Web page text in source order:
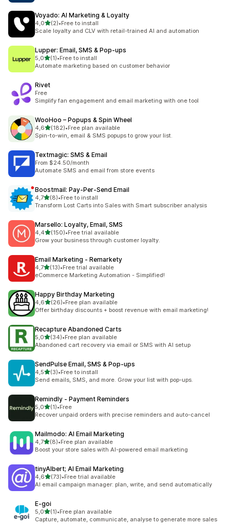
Voyado: AI Marketing & Loyalty
4,0/ 5 tähteä
(2)
2 arvostelua yhteensä
•Free to install
Scale loyalty and CLV with retail-trained AI and automation
Lupper: Email, SMS & Pop‑ups
5,0/ 5 tähteä
(1)
1 arvostelua yhteensä
•Free to install
Automate marketing based on customer behavior
Rivet
Free
Simplify fan engagement and email marketing with one tool
WooHoo – Popups & Spin Wheel
4,6/ 5 tähteä
(182)
182 arvostelua yhteensä
•Free plan available
Spin-to-win, email & SMS popups to grow your list.
Textmagic: SMS & Email
From $24.50/month
Automate SMS and email from store events
Boostmail: Pay‑Per‑Send Email
4,7/ 5 tähteä
(8)
8 arvostelua yhteensä
•Free to install
Transform Lost Carts into Sales with Smart subscriber analysis
Marsello: Loyalty, Email, SMS
4,4/ 5 tähteä
(150)
150 arvostelua yhteensä
•Free trial available
Grow your business through customer loyalty.
Email Marketing ‑ Remarkety
4,7/ 5 tähteä
(13)
13 arvostelua yhteensä
•Free trial available
eCommerce Marketing Automation - Simplified!
Happy Birthday Marketing
4,6/ 5 tähteä
(26)
26 arvostelua yhteensä
•Free plan available
Offer birthday discounts + boost revenue with email marketing!
Recapture Abandoned Carts
5,0/ 5 tähteä
(34)
34 arvostelua yhteensä
•Free plan available
Abandoned cart recovery via email or SMS with AI setup
SendPulse Email, SMS & Pop‑ups
4,5/ 5 tähteä
(3)
3 arvostelua yhteensä
•Free to install
Send emails, SMS, and more. Grow your list with pop-ups.
Remindly ‑ Payment Reminders
5,0/ 5 tähteä
(1)
1 arvostelua yhteensä
•Free
Recover unpaid orders with precise reminders and auto-cancel
Mailmodo: AI Email Marketing
4,7/ 5 tähteä
(8)
8 arvostelua yhteensä
•Free plan available
Boost your store sales with AI-powered email marketing
tinyAlbert; AI Email Marketing
4,6/ 5 tähteä
(73)
73 arvostelua yhteensä
•Free trial available
AI email campaign manager: plan, write, and send automatically
E‑goi
5,0/ 5 tähteä
(1)
1 arvostelua yhteensä
•Free plan available
Capture, automate, communicate, analyse to generate more sales